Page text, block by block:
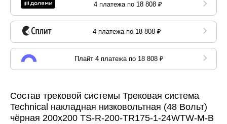
4 платежа по 18 808 ₽
4 платежа по 18 808 ₽
Плайт 4 платежа по 18 808 ₽
Состав трековой системы Трековая система
Technical накладная низковольтная (48 Вольт)
чёрная 200x200 TS-R-200-TR175-1-24WTW-M-B